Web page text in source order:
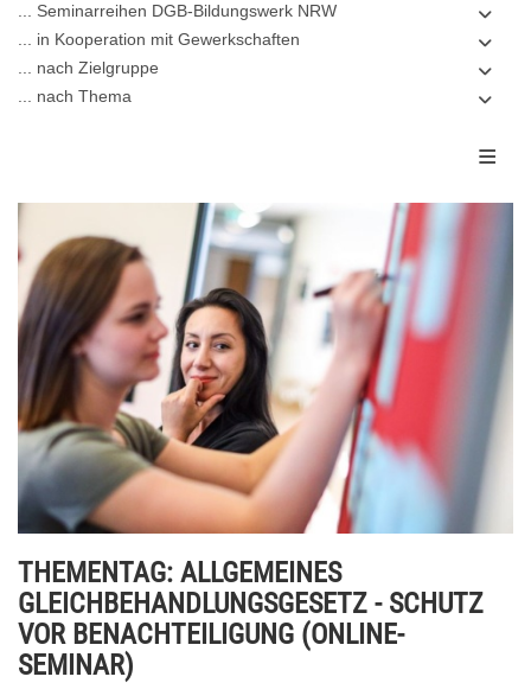
... Seminarreihen DGB-Bildungswerk NRW
... in Kooperation mit Gewerkschaften
... nach Zielgruppe
... nach Thema
THEMENTAG: ALLGEMEINES
GLEICHBEHANDLUNGSGESETZ - SCHUTZ
VOR BENACHTEILIGUNG (ONLINE-
SEMINAR)